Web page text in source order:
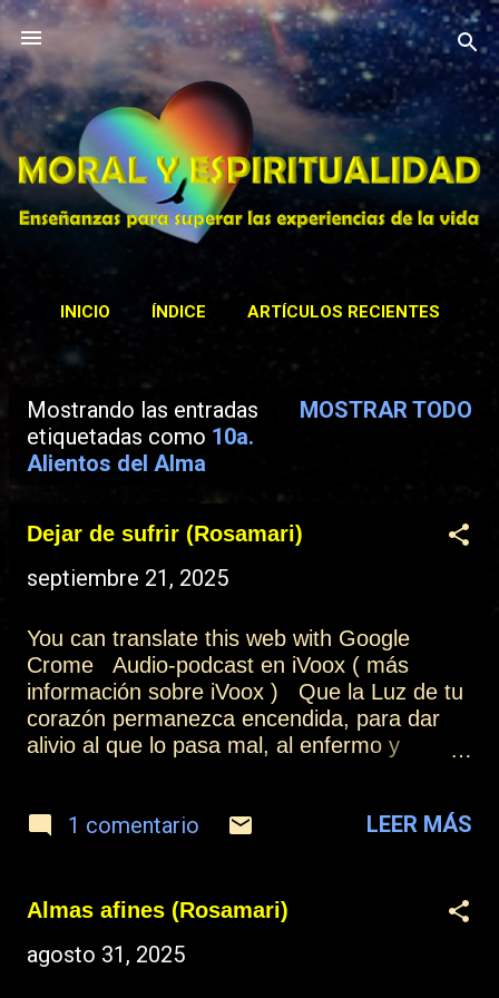
Ir al contenido principal
INICIO ÍNDICE ARTÍCULOS RECIENTES
CONTACTAR ACTIVIDADES
BIBLIOTECA
n
d
Mostrando las entradas
etiquetadas como 10a.
Alientos del Alma
MOSTRAR TODO
Dejar de sufrir (Rosamari)
septiembre 21, 2025
You can translate this web with Google
Crome Audio-podcast en iVoox ( más
información sobre iVoox ) Que la Luz de tu
corazón permanezca encendida, para dar
alivio al que lo pasa mal, al enfermo y
triste y esclavizado siempre puedes ayudar.
Tantos gritos que quieren la paz, que cesen
injusticia, hace falta tanto Amor. La mejor
1 comentario LEER MÁS
Almas afines (Rosamari)
agosto 31, 2025